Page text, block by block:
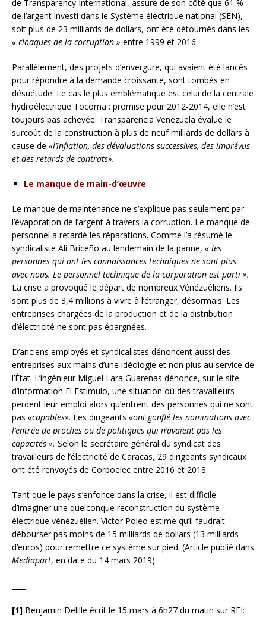
de Transparency International, assure de son côté que 61 %
de l’argent investi dans le Système électrique national (SEN),
soit plus de 23 milliards de dollars, ont été détournés dans les
« cloaques de la corruption » entre 1999 et 2016.
Parallèlement, des projets d’envergure, qui avaient été lancés
pour répondre à la demande croissante, sont tombés en
désuétude. Le cas le plus emblématique est celui de la centrale
hydroélectrique Tocoma : promise pour 2012-2014, elle n’est
toujours pas achevée. Transparencia Venezuela évalue le
surcoût de la construction à plus de neuf milliards de dollars à
cause de «l’inflation, des dévaluations successives, des imprévus
et des retards de contrats».
Le manque de main-d’œuvre
Le manque de maintenance ne s’explique pas seulement par
l’évaporation de l’argent à travers la corruption. Le manque de
personnel a retardé les réparations. Comme l’a résumé le
syndicaliste Alí Briceño au lendemain de la panne, « les
personnes qui ont les connaissances techniques ne sont plus
avec nous. Le personnel technique de la corporation est parti ».
La crise a provoqué le départ de nombreux Vénézuéliens. Ils
sont plus de 3,4 millions à vivre à l’étranger, désormais. Les
entreprises chargées de la production et de la distribution
d’électricité ne sont pas épargnées.
D’anciens employés et syndicalistes dénoncent aussi des
entreprises aux mains d’une idéologie et non plus au service de
l’État. L’ingénieur Miguel Lara Guarenas dénonce, sur le site
d’information El Estimulo, une situation où des travailleurs
perdent leur emploi alors qu’entrent des personnes qui ne sont
pas «capables». Les dirigeants «ont gonflé les nominations avec
l’entrée de proches ou de politiques qui n’avaient pas les
capacités ». Selon le secrétaire général du syndicat des
travailleurs de l’électricité de Caracas, 29 dirigeants syndicaux
ont été renvoyés de Corpoelec entre 2016 et 2018.
Tant que le pays s’enfonce dans la crise, il est difficile
d’imaginer une quelconque reconstruction du système
électrique vénézuélien. Victor Poleo estime qu’il faudrait
débourser pas moins de 15 milliards de dollars (13 milliards
d’euros) pour remettre ce système sur pied. (Article publié dans
Mediapart, en date du 14 mars 2019)
[1] Benjamin Delille écrit le 15 mars à 6h27 du matin sur RFI: